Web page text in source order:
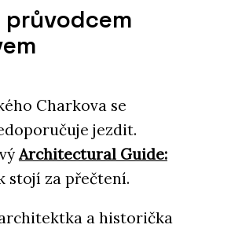
průvodcem
Charkova se
jezdit.
Architectural Guide:
stojí za přečtení.
a historička